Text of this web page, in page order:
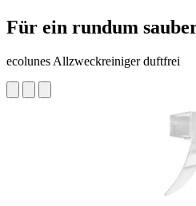
Für ein rundum
ecolunes Allzweckreiniger duftfrei